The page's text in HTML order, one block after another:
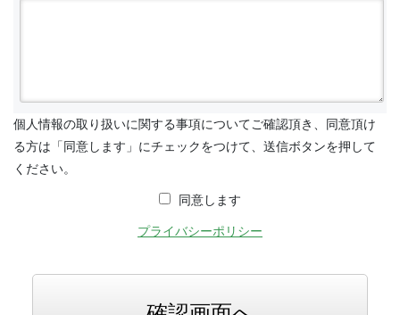
個人情報の取り扱いに関する事項についてご確認頂き、同意頂け
る方は「同意します」にチェックをつけて、送信ボタンを押して
ください。
同意します
プライバシーポリシー